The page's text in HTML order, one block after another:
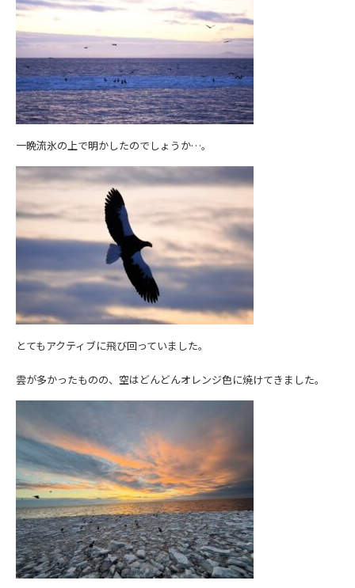
一晩流氷の上で明かしたのでしょうか…。
とてもアクティブに飛び回っていました。
雲が多かったものの、空はどんどんオレンジ色に焼けてきました。